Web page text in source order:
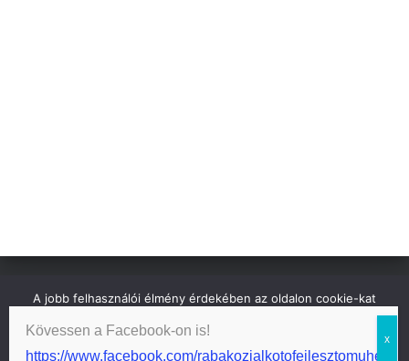
GDPR
Hestia | Fejlesztő: ThemeIsle
Kövessen a Facebook-on is!
https://www.facebook.com/rabakozialkotofejlesztomuhely
A jobb felhasználói élmény érdekében az oldalon cookie-kat
használatát.